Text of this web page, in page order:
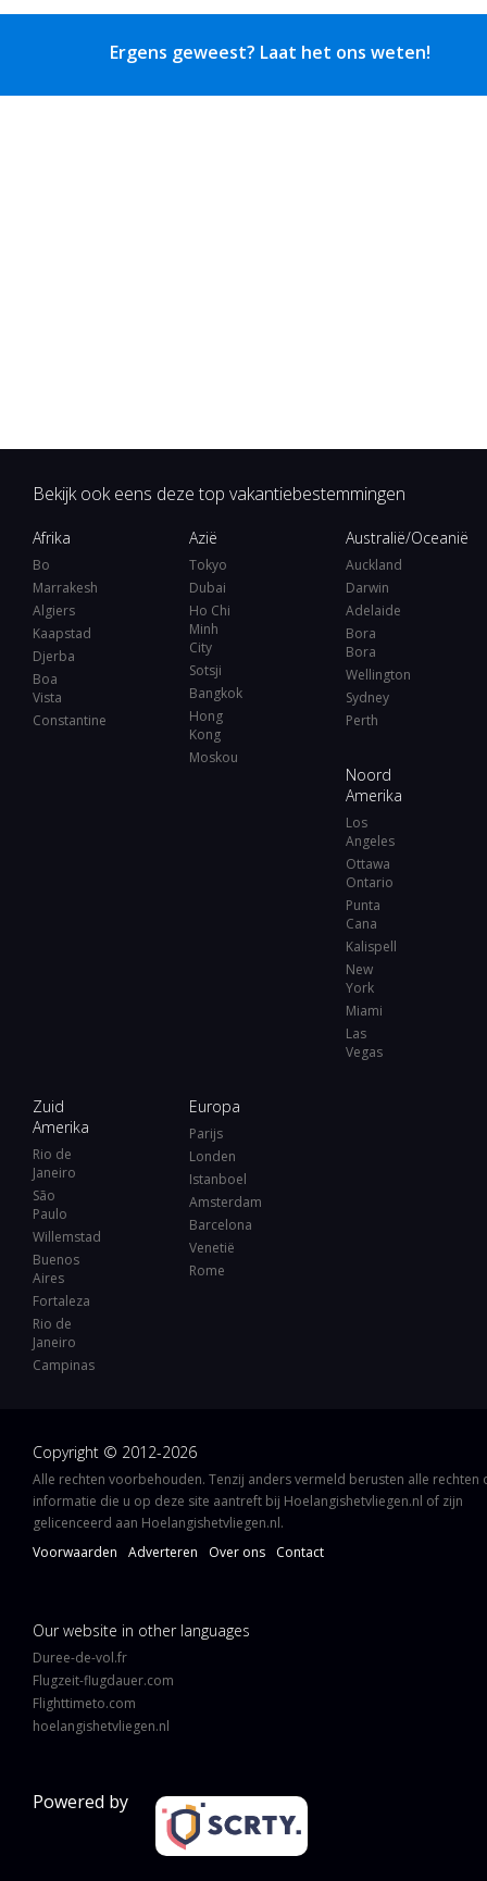
Ergens geweest? Laat het ons weten!
Bekijk ook eens deze top vakantiebestemmingen
Afrika
Bo
Marrakesh
Algiers
Kaapstad
Djerba
Boa
Vista
Constantine
Azië
Tokyo
Dubai
Ho Chi
Minh
City
Sotsji
Bangkok
Hong
Kong
Moskou
Australië/Oceanië
Auckland
Darwin
Adelaide
Bora
Bora
Wellington
Sydney
Perth
Noord
Amerika
Los
Angeles
Ottawa
Ontario
Punta
Cana
Kalispell
New
York
Miami
Las
Vegas
Zuid
Amerika
Rio de
Janeiro
São
Paulo
Willemstad
Buenos
Aires
Fortaleza
Rio de
Janeiro
Campinas
Europa
Parijs
Londen
Istanboel
Amsterdam
Barcelona
Venetië
Rome
Copyright © 2012-2026
Alle rechten voorbehouden. Tenzij anders vermeld berusten alle rechten
informatie die u op deze site aantreft bij Hoelangishetvliegen.nl of zijn
gelicenceerd aan Hoelangishetvliegen.nl.
Voorwaarden
Adverteren Over ons Contact
Our website in other languages
Duree-de-vol.fr
Flugzeit-flugdauer.com
Flighttimeto.com
hoelangishetvliegen.nl
Powered by